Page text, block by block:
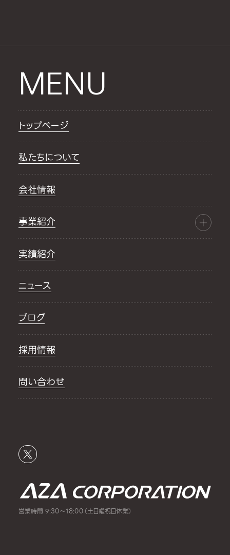
MENU
トップページ
私たちについて
会社情報
事業紹介
実績紹介
ニュース
ブログ
採用情報
問い合わせ
営業時間 9:30～18:00（土日曜祝日休業）